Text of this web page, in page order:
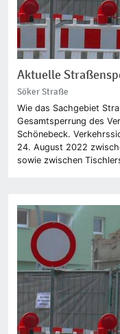
Aktuelle
Söker Straße
Wie das Sachgebiet
Gesamtsperrung des
Schönebeck.
24. August 2022
sowie zwischen